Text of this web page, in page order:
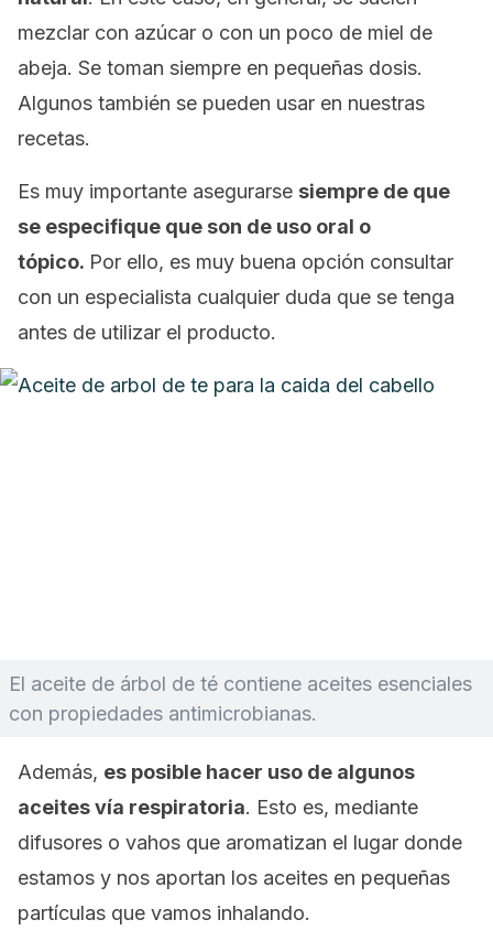
mezclar con azúcar o con un poco de miel de
abeja. Se toman siempre en pequeñas dosis.
Algunos también se pueden usar en nuestras
recetas.
Es muy importante asegurarse siempre de que
se especifique que son de uso oral o
tópico. Por ello, es muy buena opción consultar
con un especialista cualquier duda que se tenga
antes de utilizar el producto.
El aceite de árbol de té contiene aceites esenciales
con propiedades antimicrobianas.
Además, es posible hacer uso de algunos
aceites vía respiratoria. Esto es, mediante
difusores o vahos que aromatizan el lugar donde
estamos y nos aportan los aceites en pequeñas
partículas que vamos inhalando.